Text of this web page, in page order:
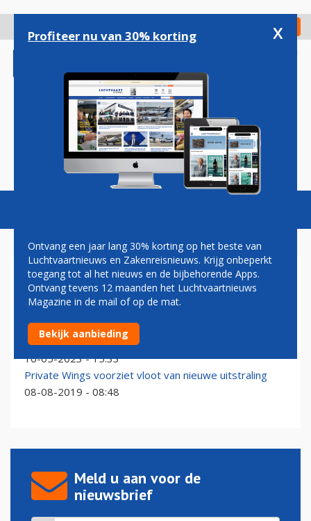
gaan
Check in
Magazine Podcasts Vacatures
PRIVATE WINGS
Private Wings wil eerste klant voor Deutsche Aircraft
worden
16-05-2023 - 15:33
Private Wings voorziet vloot van nieuwe uitstraling
08-08-2019 - 08:48
Meld u aan voor de
nieuwsbrief
Profiteer nu van 30% korting x
Ontvang een jaar lang 30% korting op het beste van
Luchtvaartnieuws en Zakenreisnieuws. Krijg onbeperkt
toegang tot al het nieuws en de bijbehorende Apps.
Ontvang tevens 12 maanden het Luchtvaartnieuws
Magazine in de mail of op de mat.
Bekijk aanbieding